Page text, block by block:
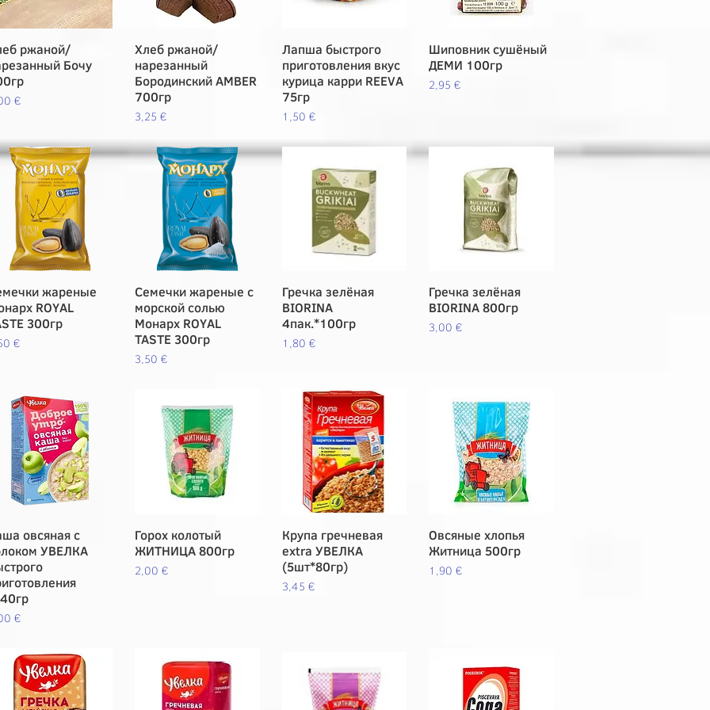
Vista rápida
ржаной/
Бочу
€
Vista rápida
Хлеб ржаной/
нарезанный
Бородинский AMBER
700гр
Precio
3,25 €
Vista rápida
Лапша быстрого
приготовления вкус
курица карри REEVA
75гр
Precio
1,50 €
Vista rápida
Шиповник сушёный
ДЕМИ 100гр
Precio
2,95 €
Vista rápida
жареные
ROYAL
300гр
€
Vista rápida
Семечки жареные с
морской солью
Монарх ROYAL
TASTE 300гр
Precio
3,50 €
Vista rápida
Гречка зелёная
BIORINA
4пак.*100гр
Precio
1,80 €
Vista rápida
Гречка зелёная
BIORINA 800гр
Precio
3,00 €
Vista rápida
овсяная с
УВЕЛКА
€
Vista rápida
Горох колотый
ЖИТНИЦА 800гр
Precio
2,00 €
Vista rápida
Крупа гречневая
extra УВЕЛКА
(5шт*80гр)
Precio
3,45 €
Vista rápida
Овсяные хлопья
Житница 500гр
Precio
1,90 €